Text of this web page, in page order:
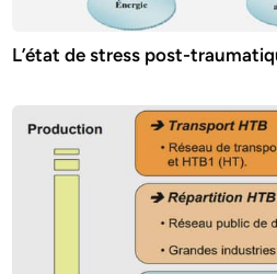
L’état de stress post-